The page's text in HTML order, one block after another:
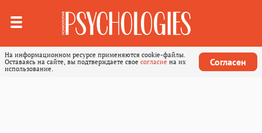
На информационном ресурсе применяются cookie-файлы.
Оставаясь на сайте, вы подтверждаете свое согласие на их
использование.
Согласен